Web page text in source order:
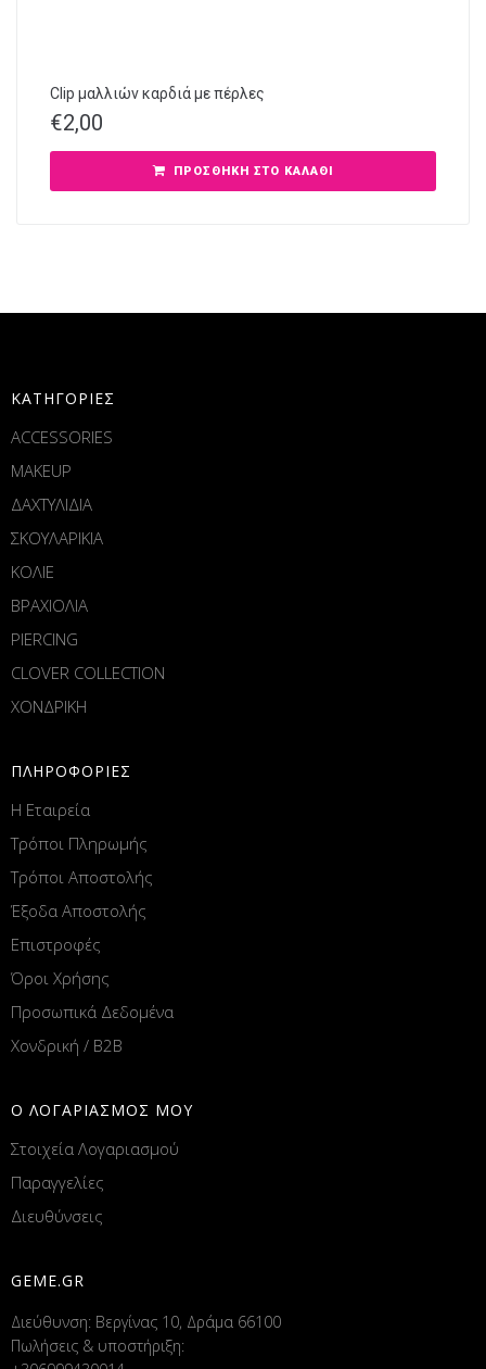
Clip μαλλιών καρδιά με πέρλες
€2,00
ΠΡΟΣΘΉΚΗ ΣΤΟ ΚΑΛΆΘΙ
ΚΑΤΗΓΟΡΙΕΣ
ACCESSORIES
MAKEUP
ΔΑΧΤΥΛΙΔΙΑ
ΣΚΟΥΛΑΡΙΚΙΑ
ΚΟΛΙΕ
ΒΡΑΧΙΟΛΙΑ
PIERCING
CLOVER COLLECTION
ΧΟΝΔΡΙΚΗ
ΠΛΗΡΟΦΟΡΙΕΣ
Η Εταιρεία
Τρόποι Πληρωμής
Τρόποι Αποστολής
Έξοδα Αποστολής
Επιστροφές
Όροι Χρήσης
Προσωπικά Δεδομένα
Χονδρική / B2B
Ο ΛΟΓΑΡΙΑΣΜΟΣ ΜΟΥ
Στοιχεία Λογαριασμού
Παραγγελίες
Διευθύνσεις
GEME.GR
Διεύθυνση: Βεργίνας 10, Δράμα 66100
Πωλήσεις & υποστήριξη: